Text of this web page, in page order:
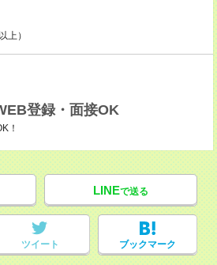
上）
登録・面接OK
！
LINEで送る
ツイート ブックマーク